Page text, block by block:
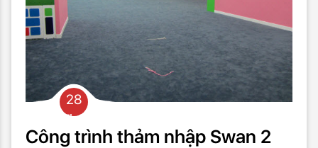
28
Th03
Công trình thảm nhập Swan 2